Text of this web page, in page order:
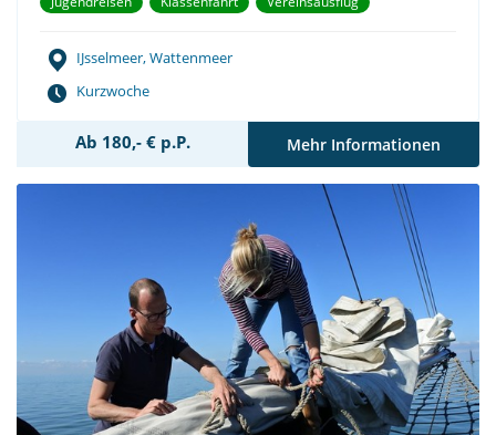
IJsselmeer, Wattenmeer
Kurzwoche
Ab 180,- € p.P. Mehr Informationen